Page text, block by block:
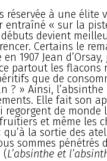
réservée à une élite
entraîné « sur la
devient
Certains le
1907 Jean
partout les flacons
que de
? » Ainsi,
Elle fait son
de monde
et même les
la sortie des
sommes pénétrés
(L’absinthe et